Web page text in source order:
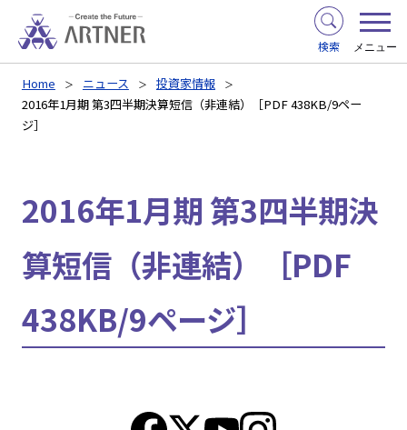
検索 メニュー
Home ニュース
投資家情報
2016年1月期 第3四半期決算短信（非連結）［PDF 438KB/9ペー
ジ］
2016年1月期 第3四半期決
算短信（非連結）［PDF
438KB/9ページ］